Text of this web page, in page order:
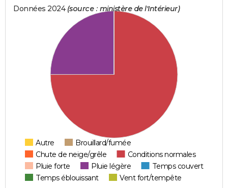
Données 2024 (source : ministère de l'Intérieur)
Autre
Brouillard/fumée
Chute de neige/grêle
Conditions normales
Pluie forte
Pluie légère
Temps couvert
Temps éblouissant
Vent fort/tempête